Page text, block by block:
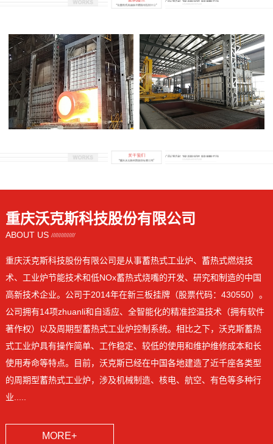
重庆沃克斯科技股份有限公司
ABOUT US
重庆沃克斯科技股份有限公司是从事蓄热式工业炉、蓄热式燃烧技
术、工业炉节能技术和低NOx蓄热式烧嘴的开发、研究和制造的中国
高新技术企业。公司于2014年在新三板挂牌（股票代码：430550）。
公司拥有14项zhuanli和自适应、全智能化的精准控温技术（拥有软件
著作权）以及周期型蓄热式工业炉控制系统。相比之下，沃克斯蓄热
式工业炉具有操作简单、工作稳定、较低的使用和维护维修成本和长
使用寿命等特点。目前，沃克斯已经在中国各地建造了近千座各类型
的周期型蓄热式工业炉，涉及机械制造、核电、航空、有色等多种行
业.....
MORE+